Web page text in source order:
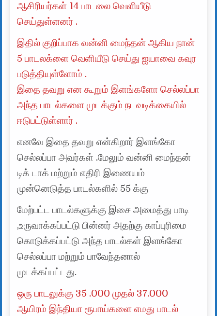
ஆசிரியர்கள் 14 பாடலை வெளியீடு
செய்துள்ளனர் .
இதில் குறிப்பாக வன்னி மைந்தன் ஆகிய நான்
5 பாடலக்ளை வெளியீடு செய்து ஐயாவை கவுர
படுத்தியுள்ளோம் .
இதை தவறு என கூறும் இளங்களோ செல்லப்பா
அந்த பாடல்களை முடக்கும் நடவடிக்கையில்
ஈடுபட்டுள்ளார் .
எனவே இதை தவறு என்கிறார் இளங்கோ
செல்லப்பா அவர்கள் .மேலும் வன்னி மைந்தன்
டிக் டாக் மற்றும் எதிரி இணையம்
முன்னெடுத்த பாடல்களில் 55 க்கு
மேற்பட்ட பாடல்களுக்கு இசை அமைத்து பாடி
,உருவாக்கப்பட்டு பின்னர் அதற்கு காப்புரிமை
கொடுக்கப்பட்டு அந்த பாடல்கள் இளங்கோ
செல்லப்பா மற்றும் பாவேந்தனால்
முடக்கப்பட்டது.
ஒரு பாடலுக்கு 35 .000 முதல் 37.000
ஆயிரம் இந்தியா ரூபாய்களை எமது பாடல்